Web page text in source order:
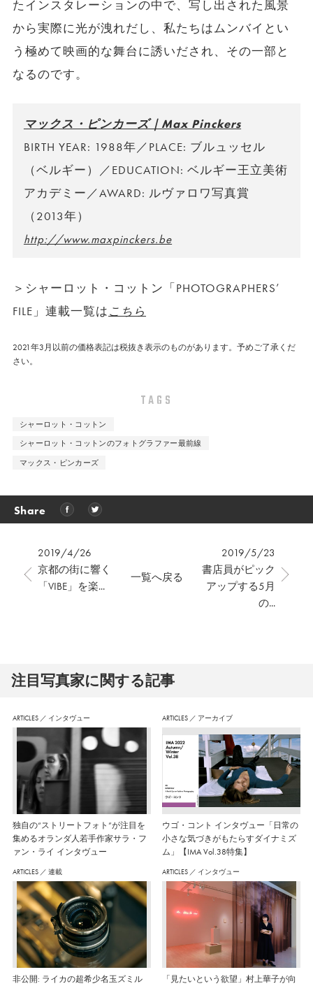
たインスタレーションの中で、写し出された風景
から実際に光が洩れだし、私たちはムンバイとい
う極めて映画的な舞台に誘いだされ、その一部と
なるのです。
マックス・ピンカーズ｜Max Pinckers
BIRTH YEAR: 1988年／PLACE: ブルュッセル
（ベルギー）／EDUCATION: ベルギー王立美術
アカデミー／AWARD: ルヴァロワ写真賞
（2013年）
http://www.maxpinckers.be
＞シャーロット・コットン「PHOTOGRAPHERS’
FILE」連載一覧はこちら
2021年3月以前の価格表記は税抜き表示のものがあります。予めご了承くだ
さい。
TAGS
シャーロット・コットン
シャーロット・コットンのフォトグラファー最前線
マックス・ピンカーズ
Share
2019/4/26
京都の街に響く
「VIBE」を楽...
2019/5/23
書店員がピック
アップする5月
の...
一覧へ戻る
注⽬写真家に関する記事
ARTICLES ／ インタヴュー
独自の“ストリートフォト”が注目を
集めるオランダ人若手作家サラ・フ
ァン・ライ インタヴュー
ARTICLES ／ アーカイブ
ウゴ・コント インタヴュー「日常の
小さな気づきがもたらすダイナミズ
ム」【IMA Vol.38特集】
ARTICLES ／ 連載
非公開: ライカの超希少名玉ズミル
ARTICLES ／ インタヴュー
「見たいという欲望」村上華子が向